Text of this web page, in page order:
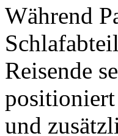
Während
Reisende
und